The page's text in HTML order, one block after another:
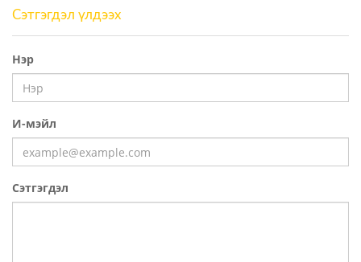
Сэтгэгдэл үлдээх
Нэр
И-мэйл
Сэтгэгдэл